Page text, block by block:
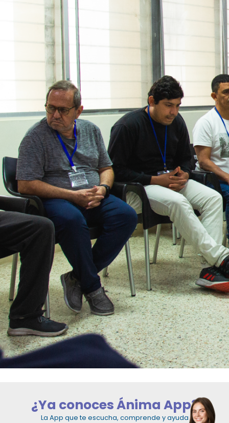
¿Ya conoces Ánima App?
La App que te escucha, comprende y ayuda